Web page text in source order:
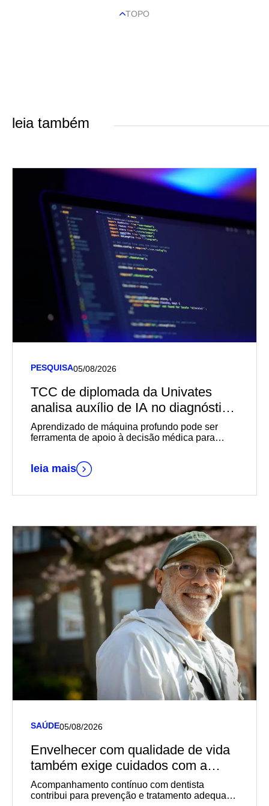
TOPO
leia também
PESQUISA05/08/2026
TCC de diplomada da Univates
analisa auxílio de IA no diagnóstico
de câncer de mama
Aprendizado de máquina profundo pode ser
ferramenta de apoio à decisão médica para
leia mais
SAÚDE05/08/2026
Envelhecer com qualidade de vida
também exige cuidados com a
saúde bucal
Acompanhamento contínuo com dentista
contribui para prevenção e tratamento adequado